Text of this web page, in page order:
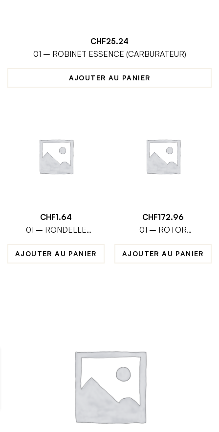
CHF25.24
01 – ROBINET ESSENCE (CARBURATEUR)
AJOUTER AU PANIER
CHF1.64
01 – RONDELLE
AJOUTER AU PANIER
CHF172.96
01 – ROTOR
(CARBURATEUR)
AJOUTER AU PANIER